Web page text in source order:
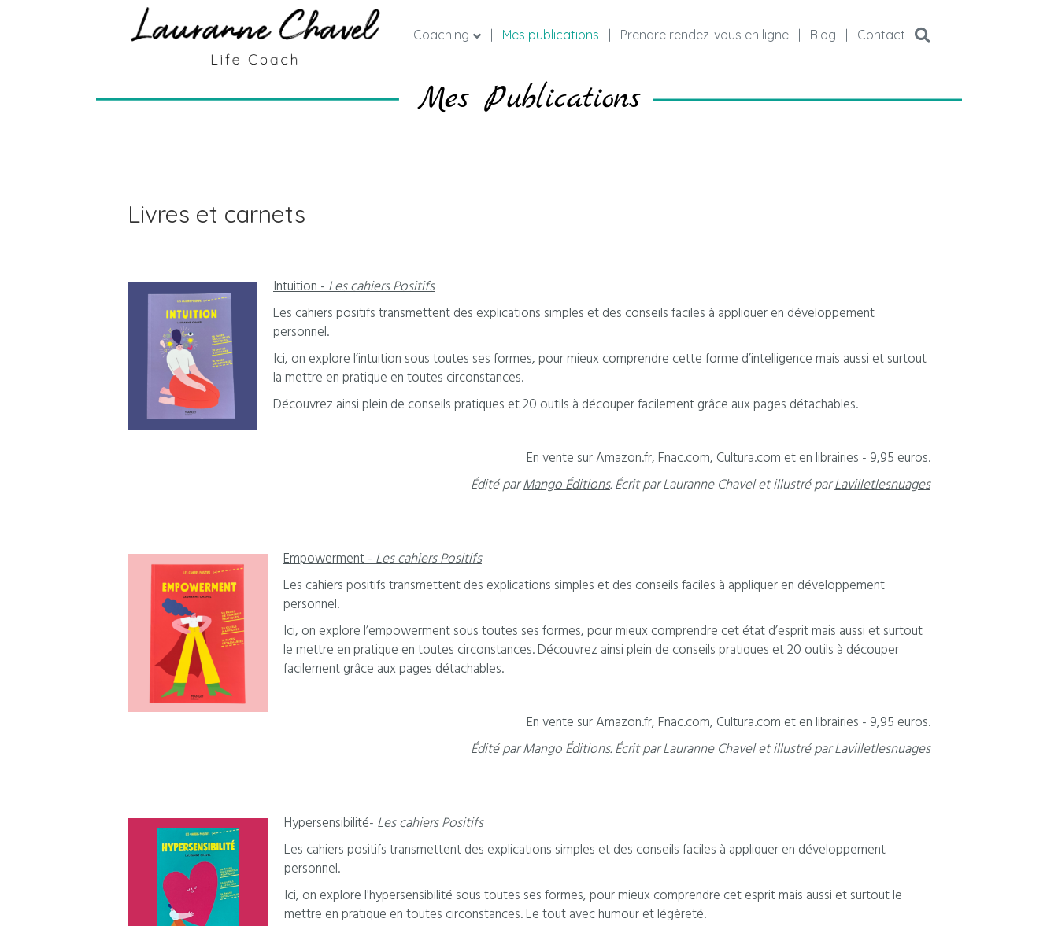
Coaching Mes publications Prendre rendez-vous en ligne Blog Contact
Mes publications
Livres et carnets
Intuition -Les cahiers Positifs
Les cahiers positifs transmettent des explications simples et des conseils faciles à appliquer en développement
personnel.
Ici, on explore l’intuition sous toutes ses formes, pour mieux comprendre cette forme d’intelligence mais aussi et surtout
la mettre en pratique en toutes circonstances.
Découvrez ainsi plein de conseils pratiques et 20 outils à découper facilement grâce aux pages détachables.
En vente sur Amazon.fr, Fnac.com, Cultura.com et en librairies - 9,95 euros.
Édité parMango Éditions. Écrit par Lauranne Chavel et illustré parLavilletlesnuages
Empowerment -Les cahiers Positifs
Les cahiers positifs transmettent des explications simples et des conseils faciles à appliquer en développement
personnel.
Ici, on explore l’empowerment sous toutes ses formes, pour mieux comprendre cet état d’esprit mais aussi et surtout
le mettre en pratique en toutes circonstances. Découvrez ainsi plein de conseils pratiques et 20 outils à découper
facilement grâce aux pages détachables.
En vente sur Amazon.fr, Fnac.com, Cultura.com et en librairies - 9,95 euros.
Édité parMango Éditions. Écrit par Lauranne Chavel et illustré parLavilletlesnuages
Hypersensibilité-Les cahiers Positifs
Les cahiers positifs transmettent des explications simples et des conseils faciles à appliquer en développement
personnel.
Ici, on explore l'hypersensibilité sous toutes ses formes, pour mieux comprendre cet esprit mais aussi et surtout le
mettre en pratique en toutes circonstances. Le tout avec humour et légèreté.